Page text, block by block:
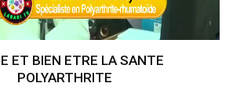
ET BIEN ETRE LA SANTE
POLYARTHRITE